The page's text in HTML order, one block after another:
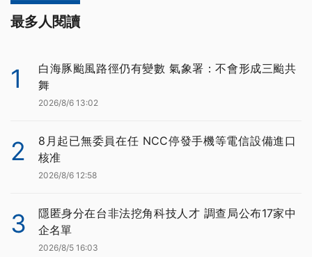
最多人閱讀
1
白海豚颱風路徑仍有變數 氣象署：不會形成三颱共
舞
2026/8/6 13:02
2
8月起已無委員在任 NCC停發手機等電信設備進口
核准
2026/8/6 12:58
3
隱匿身分在台非法挖角科技人才 調查局公布17家中
企名單
2026/8/5 16:03